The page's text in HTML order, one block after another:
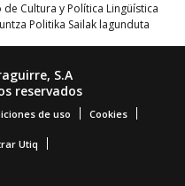
Cultura y Política Lingüística
Politika Sailak lagunduta
S.A
reservados
de uso Cookies
Utiq